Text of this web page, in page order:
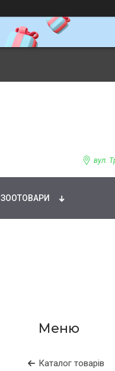
вул.
ЗООТОВАРИ
Каталог товарів